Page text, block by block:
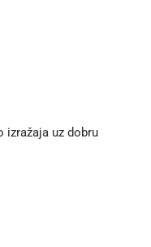
izražaja uz dobru